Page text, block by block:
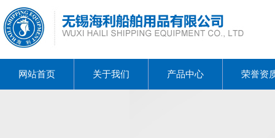
网站首页 关于我们 产品中心 荣誉资